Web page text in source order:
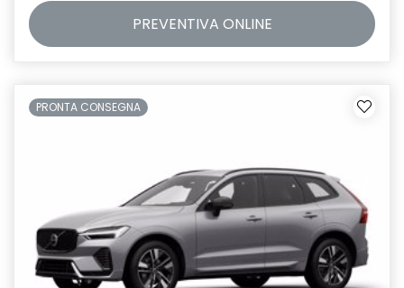
PREVENTIVA ONLINE
PRONTA CONSEGNA